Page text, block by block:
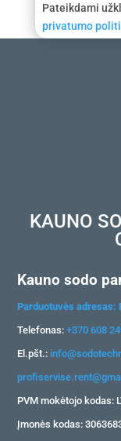
Pateikdami
privatumo
KAUNO
Kauno sodo
Parduotuvės adresas:
Telefonas:+370 608
El.pšt.:
PVM mokėtojo kodas:
Įmonės kodas: